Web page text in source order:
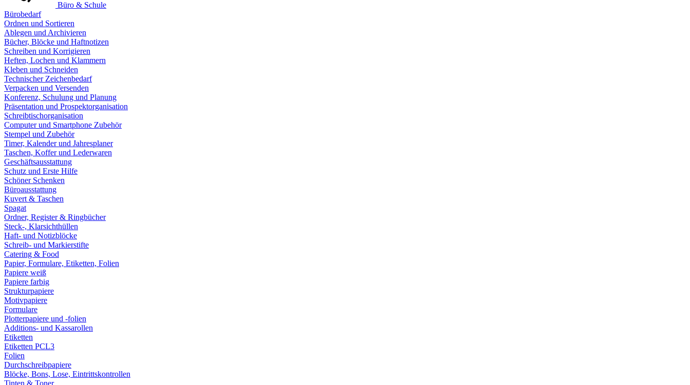
Büro & Schule
Bürobedarf
Ordnen und Sortieren
Ablegen und Archivieren
Bücher, Blöcke und Haftnotizen
Schreiben und Korrigieren
Heften, Lochen und Klammern
Kleben und Schneiden
Technischer Zeichenbedarf
Verpacken und Versenden
Konferenz, Schulung und Planung
Präsentation und Prospektorganisation
Schreibtischorganisation
Computer und Smartphone Zubehör
Stempel und Zubehör
Timer, Kalender und Jahresplaner
Taschen, Koffer und Lederwaren
Geschäftsausstattung
Schutz und Erste Hilfe
Schöner Schenken
Büroausstattung
Kuvert & Taschen
Spagat
Ordner, Register & Ringbücher
Steck-, Klarsichthüllen
Haft- und Notizblöcke
Schreib- und Markierstifte
Catering & Food
Papier, Formulare, Etiketten, Folien
Papiere weiß
Papiere farbig
Strukturpapiere
Motivpapiere
Formulare
Plotterpapiere und -folien
Additions- und Kassarollen
Etiketten
Etiketten PCL3
Folien
Durchschreibpapiere
Blöcke, Bons, Lose, Eintrittskontrollen